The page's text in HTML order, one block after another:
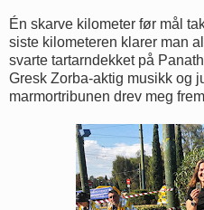
Én skarve kilometer før mål
siste kilometeren klarer man
svarte tartarndekket på
Gresk Zorba-aktig musikk og
marmortribunen drev meg